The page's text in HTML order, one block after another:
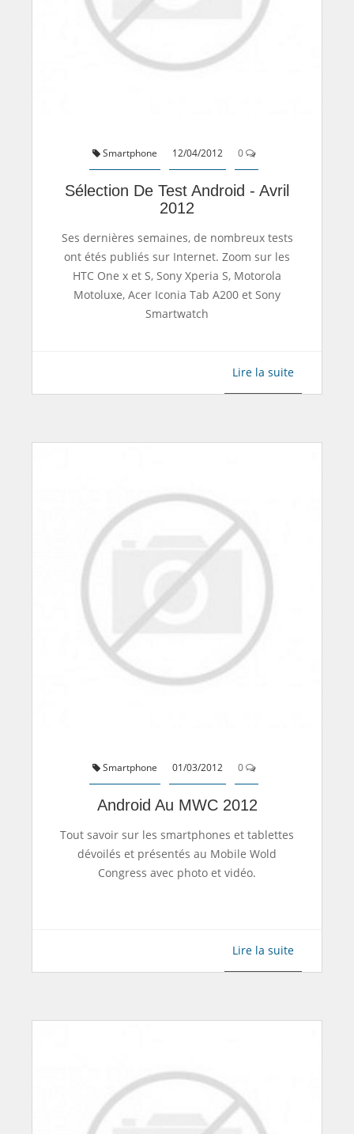
Smartphone 12/04/2012 0
Sélection De Test Android - Avril
2012
Ses dernières semaines, de nombreux tests
ont étés publiés sur Internet. Zoom sur les
HTC One x et S, Sony Xperia S, Motorola
Motoluxe, Acer Iconia Tab A200 et Sony
Smartwatch
Lire la suite
Smartphone 01/03/2012 0
Android Au MWC 2012
Tout savoir sur les smartphones et tablettes
dévoilés et présentés au Mobile Wold
Congress avec photo et vidéo.
Lire la suite